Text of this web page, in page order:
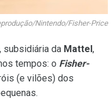
Nintendo/Fisher-Price
, subsidiária da Mattel,
tempos: o Fisher-
(e vilões) dos